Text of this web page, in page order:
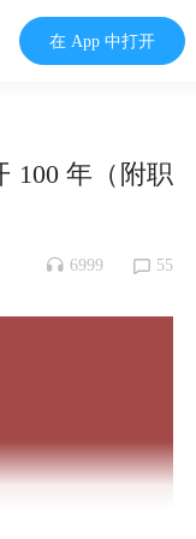
在 App 中打开
100 年（附职
6999 55